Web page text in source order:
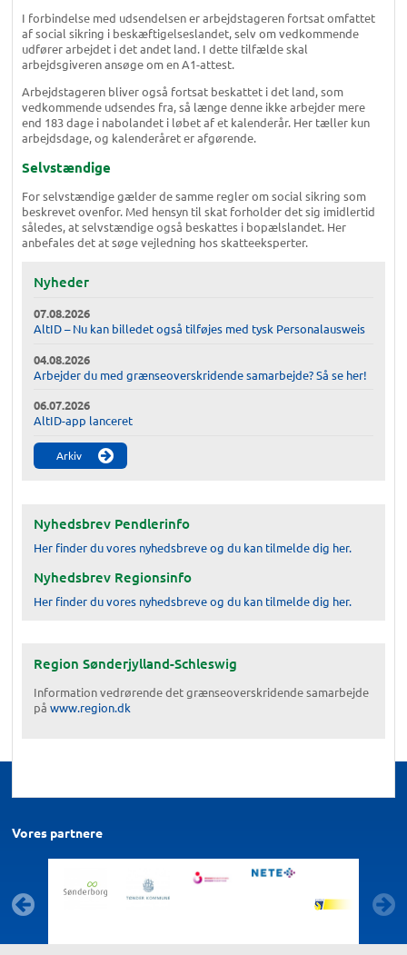
I forbindelse med udsendelsen er arbejdstageren fortsat omfattet
af social sikring i beskæftigelseslandet, selv om vedkommende
udfører arbejdet i det andet land. I dette tilfælde skal
arbejdsgiveren ansøge om en A1-attest.
Arbejdstageren bliver også fortsat beskattet i det land, som
vedkommende udsendes fra, så længe denne ikke arbejder mere
end 183 dage i nabolandet i løbet af et kalenderår. Her tæller kun
arbejdsdage, og kalenderåret er afgørende.
Selvstændige
For selvstændige gælder de samme regler om social sikring som
beskrevet ovenfor. Med hensyn til skat forholder det sig imidlertid
således, at selvstændige også beskattes i bopælslandet. Her
anbefales det at søge vejledning hos skatteeksperter.
Nyheder
07.08.2026
AltID – Nu kan billedet også tilføjes med tysk Personalausweis
04.08.2026
Arbejder du med grænseoverskridende samarbejde? Så se her!
06.07.2026
AltID-app lanceret
Arkiv
Nyhedsbrev Pendlerinfo
Her finder du vores nyhedsbreve og du kan tilmelde dig her.
Nyhedsbrev Regionsinfo
Her finder du vores nyhedsbreve og du kan tilmelde dig her.
Region Sønderjylland-Schleswig
Information vedrørende det grænseoverskridende samarbejde
på www.region.dk
Vores partnere